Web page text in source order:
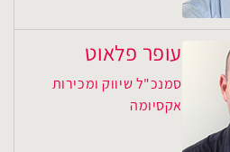
עופר פלאוט
סמנכ"ל שיווק ומכירות
אקסיומה